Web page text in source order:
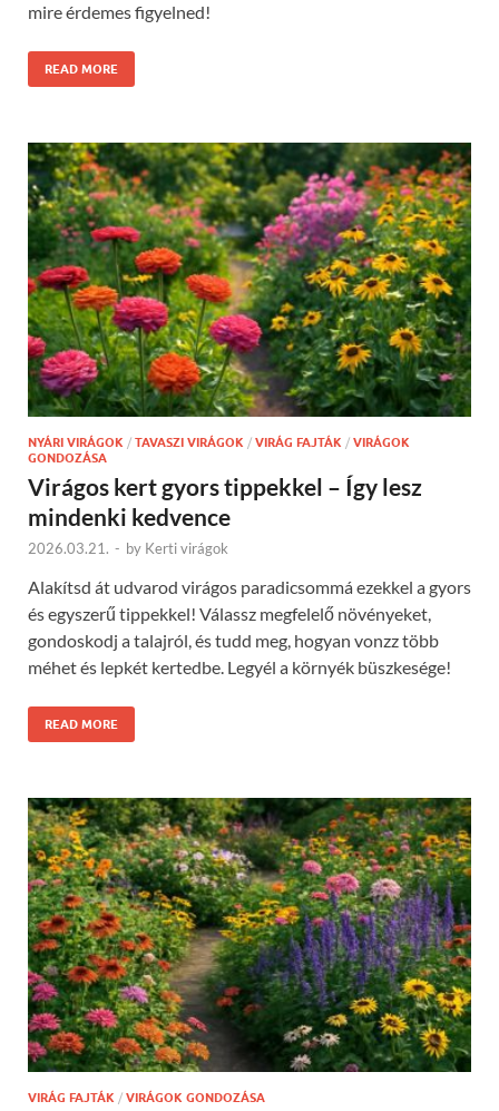
mire érdemes figyelned!
READ MORE
NYÁRI VIRÁGOK / TAVASZI VIRÁGOK / VIRÁG FAJTÁK / VIRÁGOK
GONDOZÁSA
Virágos kert gyors tippekkel – Így lesz
mindenki kedvence
2026.03.21. - by Kerti virágok
Alakítsd át udvarod virágos paradicsommá ezekkel a gyors
és egyszerű tippekkel! Válassz megfelelő növényeket,
gondoskodj a talajról, és tudd meg, hogyan vonzz több
méhet és lepkét kertedbe. Legyél a környék büszkesége!
READ MORE
VIRÁG FAJTÁK / VIRÁGOK GONDOZÁSA